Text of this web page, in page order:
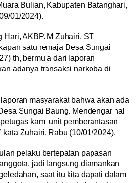
Bulian, Kabupaten Batanghari,
01/2024).
Hari, AKBP. M Zuhairi, ST
satu remaja Desa Sungai
th, bermula dari laporan
adanya transaksi narkoba di
masyarakat bahwa akan ada
Sungai Baung. Mendengar hal
kami unit pemberantasan
kata Zuhairi, Rabu (10/01/2024).
pelaku bertepatan papasan
jadi langsung diamankan
saat itu kita dapati dalam